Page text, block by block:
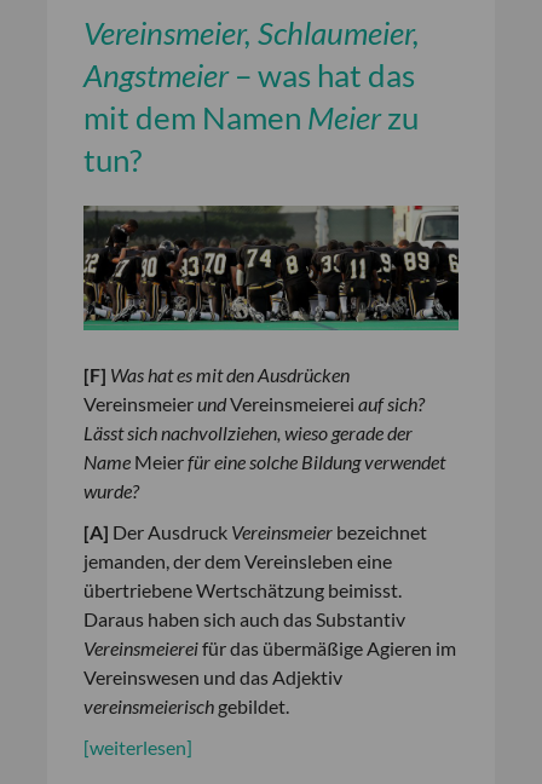
Vereinsmeier, Schlaumeier,
Angstmeier– was hat das
mit dem Namen Meierzu
tun?
[F] Was hat es mit den Ausdrücken
VereinsmeierundVereinsmeierei auf sich?
Lässt sich nachvollziehen, wieso gerade der
Name Meierfür eine solche Bildung verwendet
wurde?
[A] Der Ausdruck Vereinsmeier bezeichnet
jemanden, der dem Vereinsleben eine
übertriebene Wertschätzung beimisst.
Daraus haben sich auch das Substantiv
Vereinsmeiereifür das übermäßige Agieren im
Vereinswesen und das Adjektiv
vereinsmeierisch gebildet.
[weiterlesen]